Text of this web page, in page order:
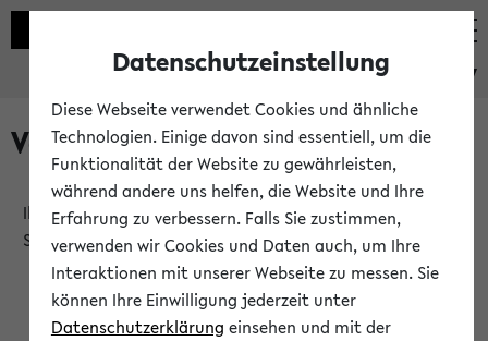
eKVV
Verlauf
Ihr Verlauf ist leer. Er wird sich im Verlauf Ihrer eKVV
Sitzung füllen.
Datenschutzeinstellung
Diese Webseite verwendet Cookies und ähnliche
Technologien. Einige davon sind essentiell, um die
Funktionalität der Website zu gewährleisten,
während andere uns helfen, die Website und Ihre
Erfahrung zu verbessern. Falls Sie zustimmen,
verwenden wir Cookies und Daten auch, um Ihre
Interaktionen mit unserer Webseite zu messen. Sie
können Ihre Einwilligung jederzeit unter
Datenschutzerklärung einsehen und mit der